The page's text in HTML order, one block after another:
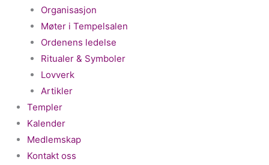
Organisasjon
Møter i Tempelsalen
Ordenens ledelse
Ritualer & Symboler
Lovverk
Artikler
Templer
Kalender
Medlemskap
Kontakt oss